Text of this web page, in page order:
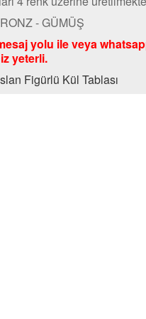
- GÜMÜŞ
yolu ile veya
yeterli.
Figürlü Kül Tablası